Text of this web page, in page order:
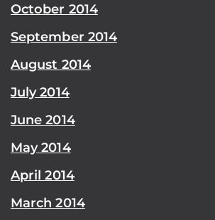
October 2014
September 2014
August 2014
July 2014
June 2014
May 2014
April 2014
March 2014